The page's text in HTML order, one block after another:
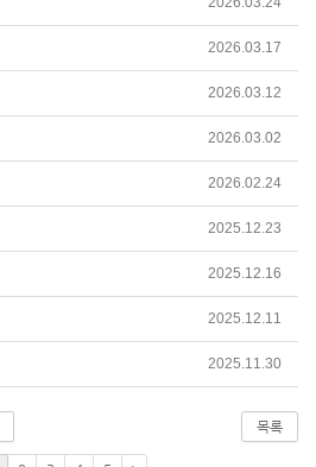
2026.03.17
2026.03.12
2026.03.02
2026.02.24
2025.12.23
2025.12.16
2025.12.11
2025.11.30
목록